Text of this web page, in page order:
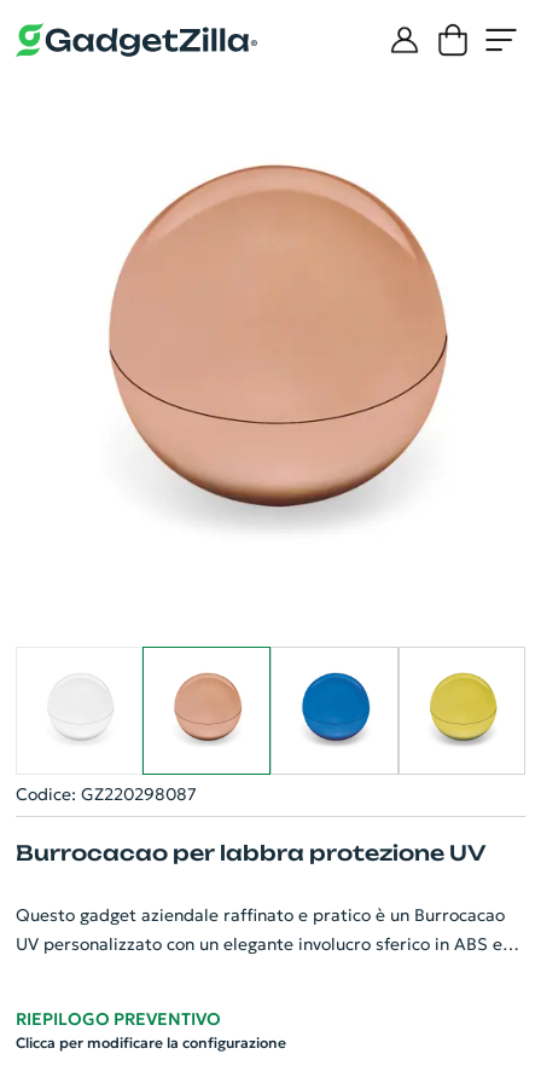
Codice: GZ220298087
Burrocacao per labbra protezione UV
Questo gadget aziendale raffinato e pratico è un Burrocacao
UV personalizzato con un elegante involucro sferico in ABS e
una protezione SPF15 contro i raggi UV, garantendo la cura e la
RIEPILOGO PREVENTIVO
Clicca per modificare la configurazione